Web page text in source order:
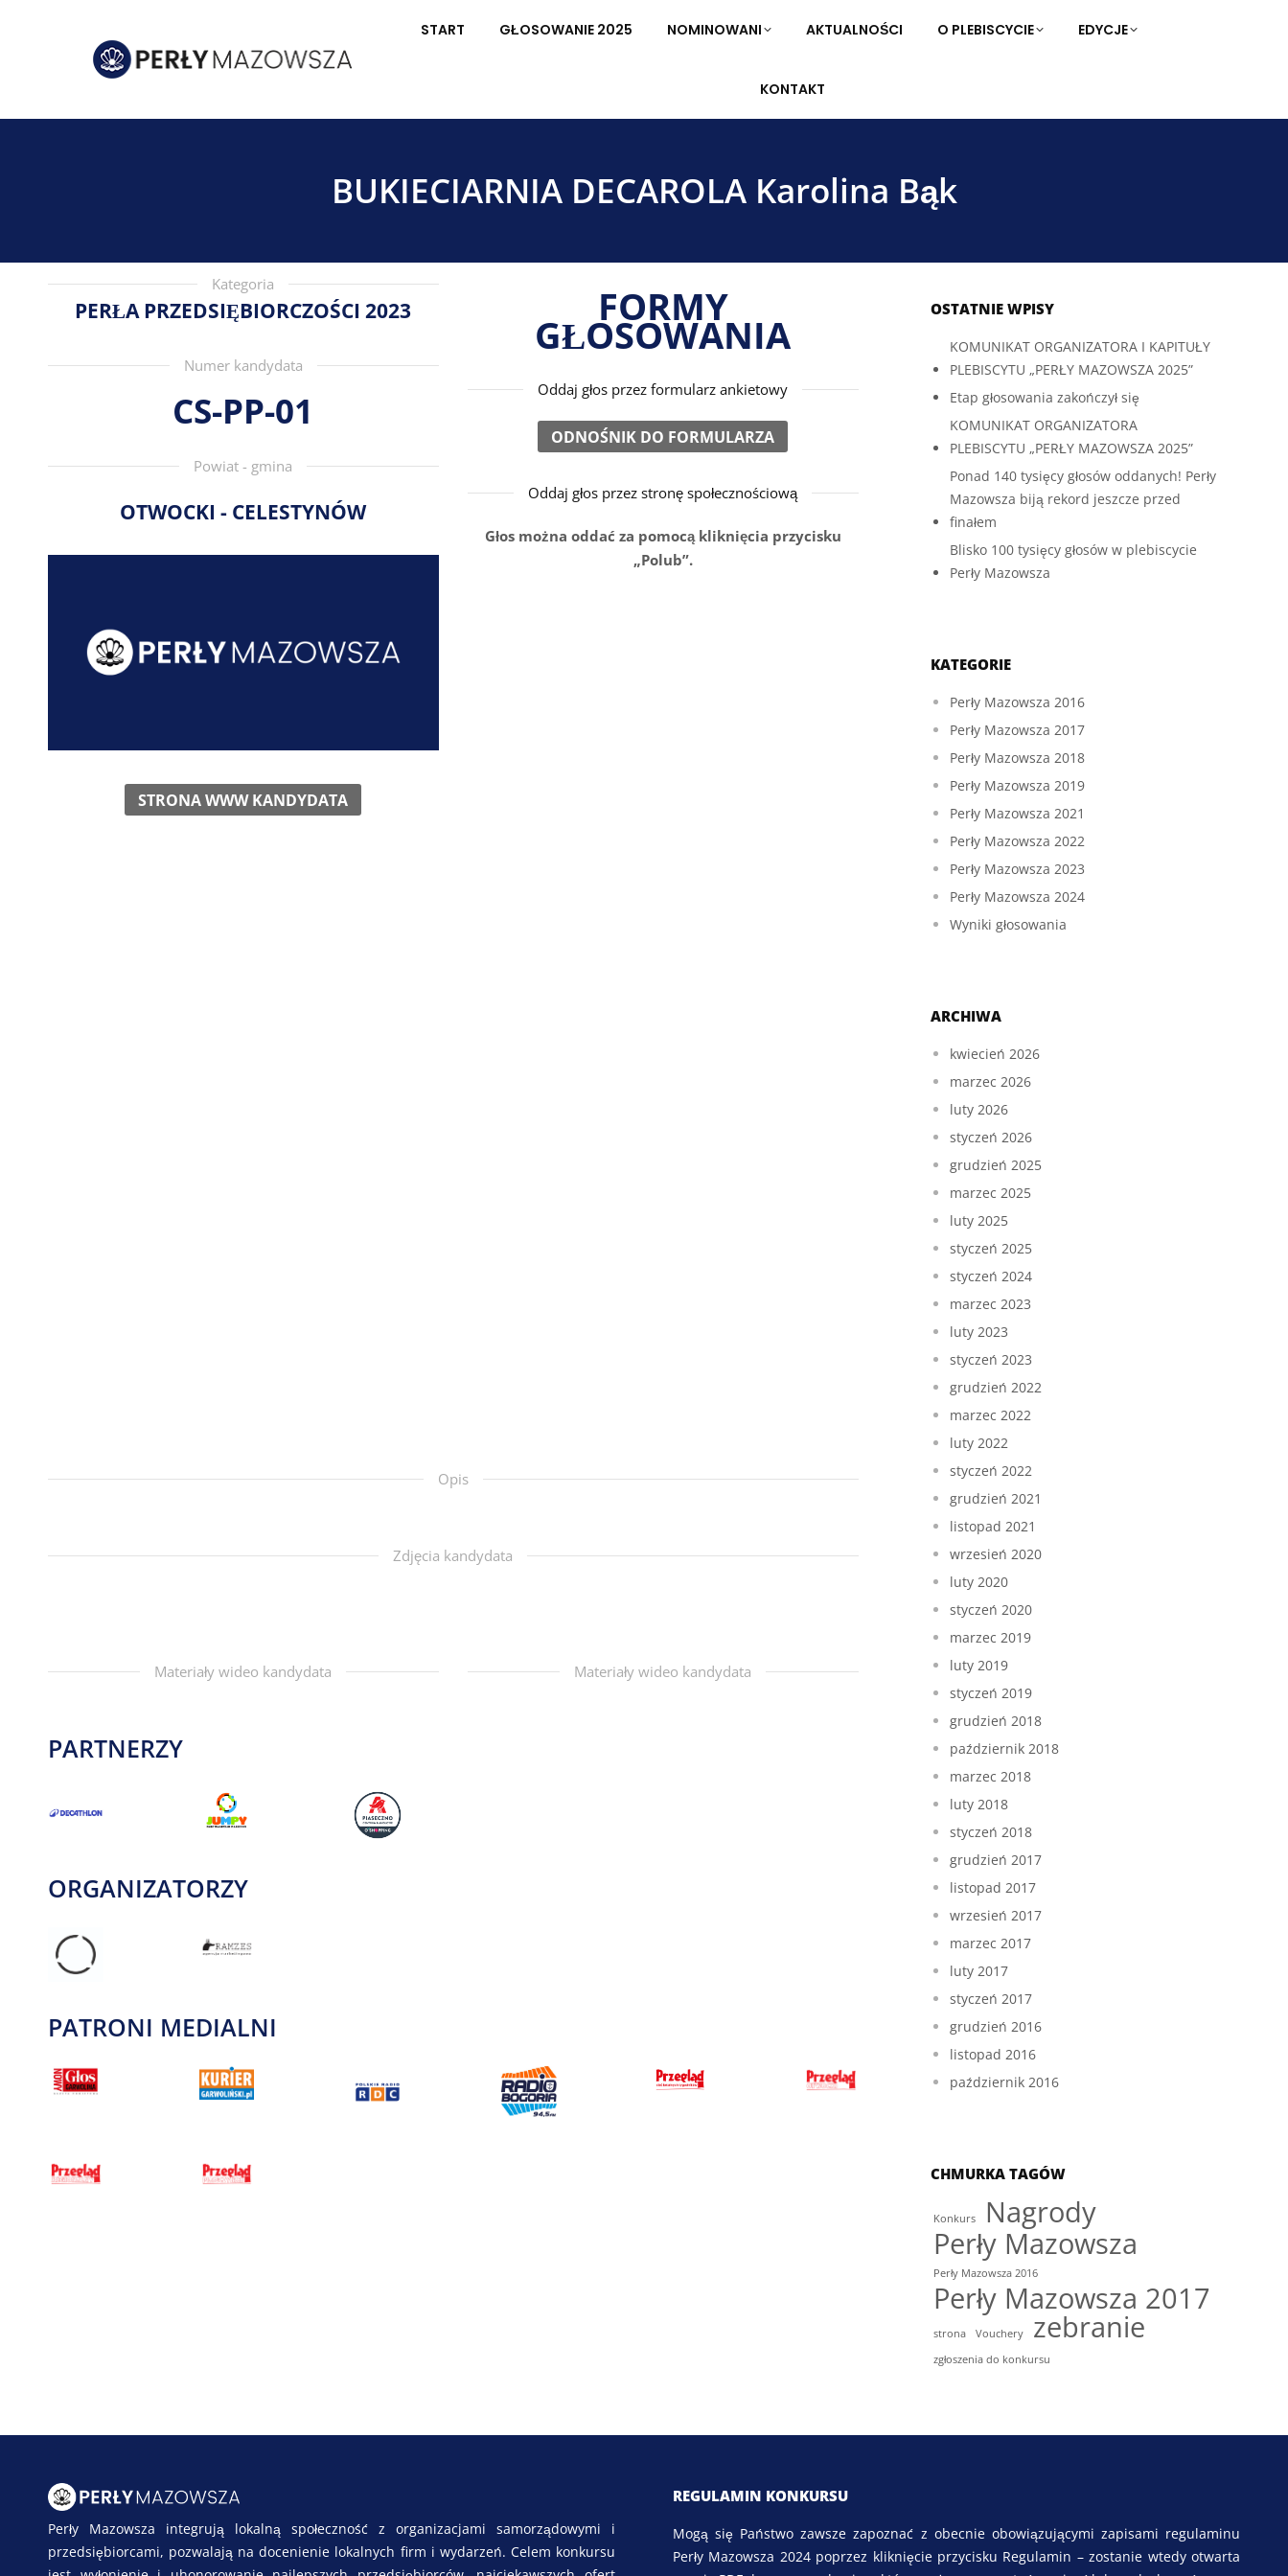
START GŁOSOWANIE 2025 NOMINOWANI AKTUALNOŚCI O PLEBISCYCIE EDYCJE
KONTAKT
BUKIECIARNIA DECAROLA Karolina Bąk
Kategoria
PERŁA PRZEDSIĘBIORCZOŚCI 2023
Numer kandydata
CS-PP-01
Powiat - gmina
OTWOCKI - CELESTYNÓW
STRONA WWW KANDYDATA
FORMY
GŁOSOWANIA
Oddaj głos przez formularz ankietowy
ODNOŚNIK DO FORMULARZA
Oddaj głos przez stronę społecznościową
Głos można oddać za pomocą kliknięcia przycisku
„Polub”.
Opis
Zdjęcia kandydata
Materiały wideo kandydata Materiały wideo kandydata
PARTNERZY
ORGANIZATORZY
PATRONI MEDIALNI
OSTATNIE WPISY
KOMUNIKAT ORGANIZATORA I KAPITUŁY
PLEBISCYTU „PERŁY MAZOWSZA 2025”
Etap głosowania zakończył się
KOMUNIKAT ORGANIZATORA
PLEBISCYTU „PERŁY MAZOWSZA 2025”
Ponad 140 tysięcy głosów oddanych! Perły
Mazowsza biją rekord jeszcze przed
finałem
Blisko 100 tysięcy głosów w plebiscycie
Perły Mazowsza
KATEGORIE
Perły Mazowsza 2016
Perły Mazowsza 2017
Perły Mazowsza 2018
Perły Mazowsza 2019
Perły Mazowsza 2021
Perły Mazowsza 2022
Perły Mazowsza 2023
Perły Mazowsza 2024
Wyniki głosowania
ARCHIWA
kwiecień 2026
marzec 2026
luty 2026
styczeń 2026
grudzień 2025
marzec 2025
luty 2025
styczeń 2025
styczeń 2024
marzec 2023
luty 2023
styczeń 2023
grudzień 2022
marzec 2022
luty 2022
styczeń 2022
grudzień 2021
listopad 2021
wrzesień 2020
luty 2020
styczeń 2020
marzec 2019
luty 2019
styczeń 2019
grudzień 2018
październik 2018
marzec 2018
luty 2018
styczeń 2018
grudzień 2017
listopad 2017
wrzesień 2017
marzec 2017
luty 2017
styczeń 2017
grudzień 2016
listopad 2016
październik 2016
CHMURKA TAGÓW
Konkurs
Nagrody
Perły Mazowsza
Perły Mazowsza 2016
Perły Mazowsza 2017
strona Vouchery zebranie
zgłoszenia do konkursu
Perły Mazowsza integrują lokalną społeczność z organizacjami samorządowymi i
przedsiębiorcami, pozwalają na docenienie lokalnych firm i wydarzeń. Celem konkursu
REGULAMIN KONKURSU
Mogą się Państwo zawsze zapoznać z obecnie obowiązującymi zapisami regulaminu
Perły Mazowsza 2024 poprzez kliknięcie przycisku Regulamin – zostanie wtedy otwarta
START GŁOSOWANIE 2025 NOMINOWANI AKTUALNOŚCI O PLEBISCYCIE EDYCJE
KONTAKT